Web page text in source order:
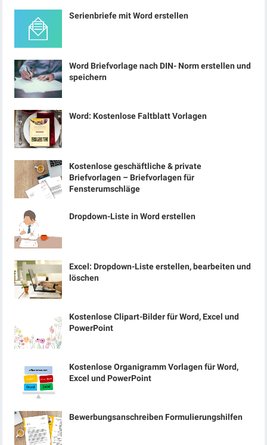
Serienbriefe mit Word erstellen
Word Briefvorlage nach DIN- Norm erstellen und
speichern
Word: Kostenlose Faltblatt Vorlagen
Kostenlose geschäftliche & private
Briefvorlagen – Briefvorlagen für
Fensterumschläge
Dropdown-Liste in Word erstellen
Excel: Dropdown-Liste erstellen, bearbeiten und
löschen
Kostenlose Clipart-Bilder für Word, Excel und
PowerPoint
Kostenlose Organigramm Vorlagen für Word,
Excel und PowerPoint
Bewerbungsanschreiben Formulierungshilfen